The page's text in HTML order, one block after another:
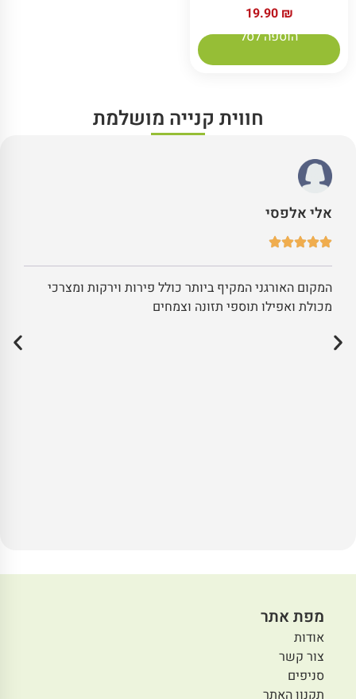
19.90 ₪
הוספה לסל
חווית קנייה מושלמת
אלי אלפסי
המקום האורגני המקיף ביותר כולל פירות וירקות ומצרכי
מכולת ואפילו תוספי תזונה וצמחים
מפת אתר
אודות
צור קשר
סניפים
תקנון האתר